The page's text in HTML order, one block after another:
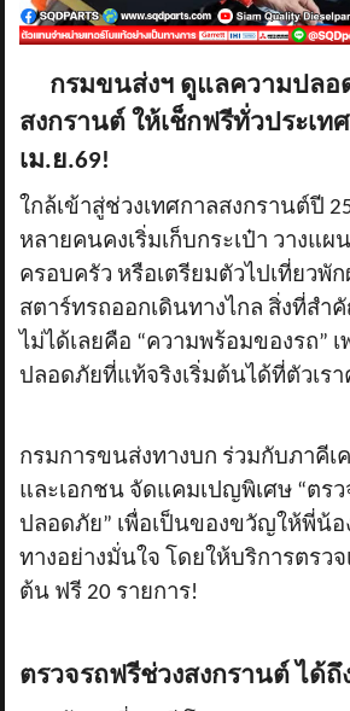
กรมขนส่งฯ ดูแลความปลอ
สงกรานต์ ให้เช็กฟรีทั่วประเท
เม.ย.69!
ใกล้เข้าสู่ช่วงเทศกาลสงกรานต์ปี
หลายคนคงเริ่มเก็บกระเป๋า วางแ
ครอบครัว หรือเตรียมตัวไปเที่ยวพั
สตาร์ทรถออกเดินทางไกล สิ่งที่ส
ไม่ได้เลยคือ “ความพร้อมของรถ”
ปลอดภัยที่แท้จริงเริ่มต้นได้ที่ตัวเรา
กรมการขนส่งทางบก ร่วมกับภาคีเ
และเอกชน จัดแคมเปญพิเศษ “ตร
ปลอดภัย” เพื่อเป็นของขวัญให้พี่น้อ
ทางอย่างมั่นใจ โดยให้บริการตรวจ
ต้น ฟรี 20 รายการ!
ตรวจรถฟรีช่วงสงกรานต์ ได้